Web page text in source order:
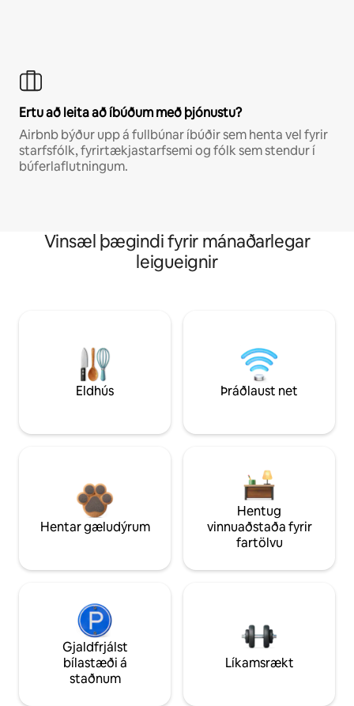
Ertu að leita að íbúðum með þjónustu?
Airbnb býður upp á fullbúnar íbúðir sem henta vel fyrir
starfsfólk, fyrirtækjastarfsemi og fólk sem stendur í
búferlaflutningum.
Vinsæl þægindi fyrir mánaðarlegar
leigueignir
Eldhús Þráðlaust net
Hentar gæludýrum
Hentug
vinnuaðstaða fyrir
fartölvu
Gjaldfrjálst
bílastæði á
staðnum
Líkamsrækt